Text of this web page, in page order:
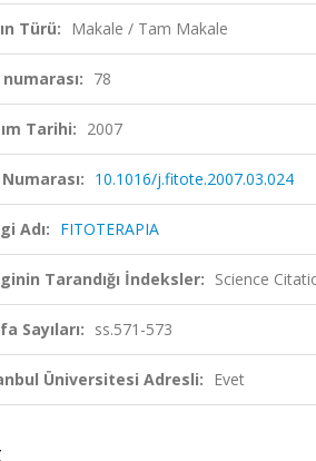
Türü: Makale / Tam Makale
78
Tarihi: 2007
10.1016/j.fitote.2007.03.024
Adı: FITOTERAPIA
Tarandığı İndeksler: Science
Sayıları: ss.571-573
Üniversitesi Adresli: Evet